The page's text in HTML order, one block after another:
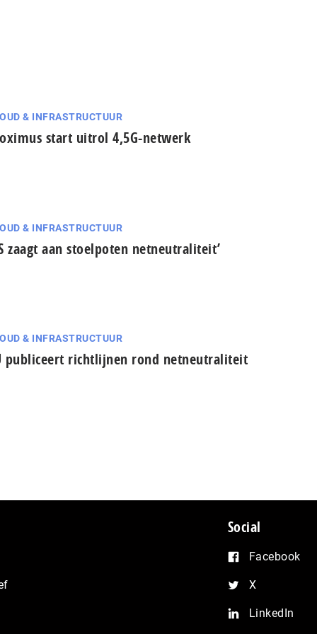
& INFRASTRUCTUUR
start uitrol 4,5G-netwerk
& INFRASTRUCTUUR
zaagt aan stoelpoten netneutraliteit’
& INFRASTRUCTUUR
publiceert richtlijnen rond netneutraliteit
Social
Facebook
X
LinkedIn